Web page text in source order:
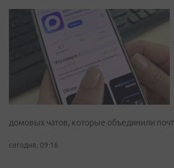
домовых чатов, которые объединили
сегодня, 09:16